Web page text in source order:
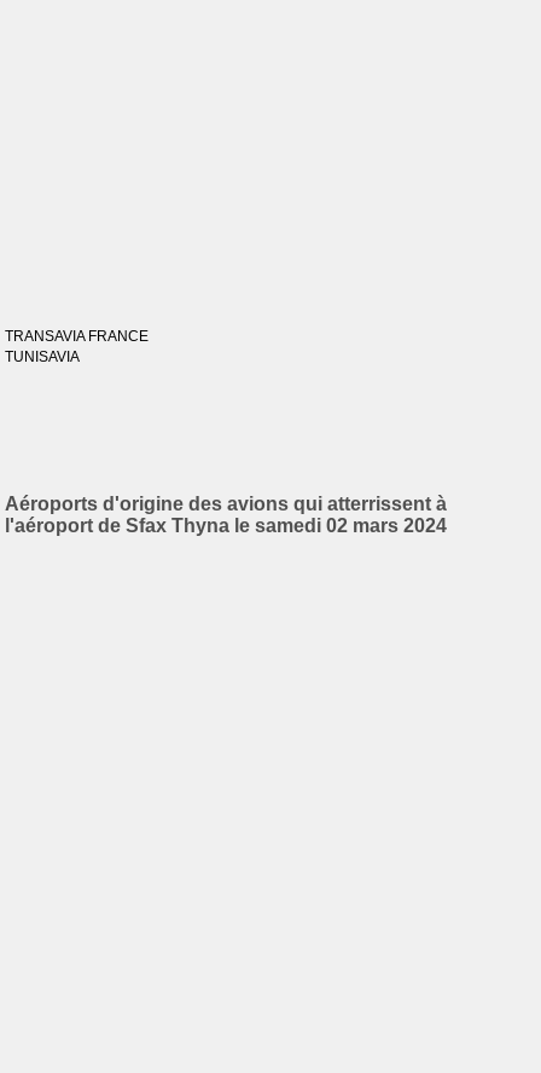
TRANSAVIA FRANCE
TUNISAVIA
Aéroports d'origine des avions qui atterrissent à
l'aéroport de Sfax Thyna le samedi 02 mars 2024